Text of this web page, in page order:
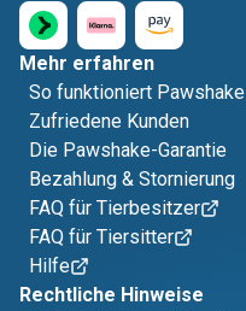
Mehr erfahren
So funktioniert Pawshake
Zufriedene Kunden
Die Pawshake-Garantie
Bezahlung & Stornierung
FAQ für Tierbesitzer
FAQ für Tiersitter
Hilfe
Rechtliche Hinweise